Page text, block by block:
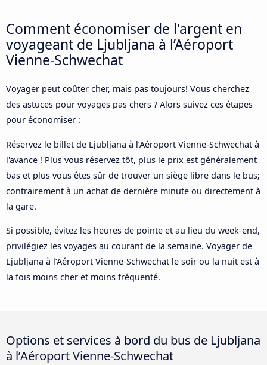
Comment économiser de l'argent en
voyageant de Ljubljana à l’Aéroport
Vienne-Schwechat
Voyager peut coûter cher, mais pas toujours! Vous cherchez
des astuces pour voyages pas chers ? Alors suivez ces étapes
pour économiser :
Réservez le billet de Ljubljana à l’Aéroport Vienne-Schwechat à
l'avance ! Plus vous réservez tôt, plus le prix est généralement
bas et plus vous êtes sûr de trouver un siège libre dans le bus;
contrairement à un achat de dernière minute ou directement à
la gare.
Si possible, évitez les heures de pointe et au lieu du week-end,
privilégiez les voyages au courant de la semaine. Voyager de
Ljubljana à l’Aéroport Vienne-Schwechat le soir ou la nuit est à
la fois moins cher et moins fréquenté.
Options et services à bord du bus de Ljubljana
à l’Aéroport Vienne-Schwechat